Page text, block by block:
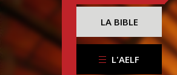
LA BIBLE
L'AELF